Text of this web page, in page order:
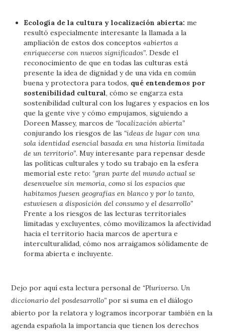
Ecología de la cultura y localización abierta: me
resultó especialmente interesante la llamada a la
ampliación de estos dos conceptos«abiertos a
enriquecerse con nuevos significados”. Desde el
reconocimiento de que en todas las culturas está
presente la idea de dignidad y de una vida en común
buena y protectora para todos, qué entendemos por
sostenibilidad cultural, cómo se engarza esta
sostenibilidad cultural con los lugares y espacios en los
que la gente vive y cómo empujamos, siguiendo a
Doreen Massey, marcos de “localización abierta”
conjurando los riesgos de las “ideas de lugar con una
sola identidad esencial basada en una historia limitada
de un territorio”. Muy interesante para repensar desde
las políticas culturales y todo su trabajo en la esfera
memorial este reto: “gran parte del mundo actual se
desenvuelve sin memoria, como si los espacios que
habitamos fuesen geografías en blanco y por lo tanto,
estuviesen a disposición del consumo y el desarrollo”
Frente a los riesgos de las lecturas territoriales
limitadas y excluyentes, cómo movilizamos la afectividad
hacia el territorio hacia marcos de apertura e
interculturalidad, cómo nos arraigamos sólidamente de
forma abierta e incluyente.
Dejo por aquí esta lectura personal de “Pluriverso. Un
diccionario del posdesarrollo” por si suma en el diálogo
abierto por la relatora y logramos incorporar también en la
agenda española la importancia que tienen los derechos